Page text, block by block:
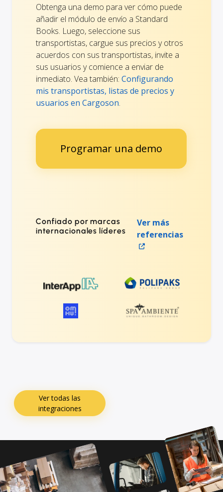
Obtenga una demo para ver cómo puede
añadir el módulo de envío a Standard
Books. Luego, seleccione sus
transportistas, cargue sus precios y otros
acuerdos con sus transportistas, invite a
sus usuarios y comience a enviar de
inmediato. Vea también: Configurando
mis transportistas, listas de precios y
usuarios en Cargoson.
Programar una demo
Confiado por marcas
internacionales líderes
Ver más
referencias
Ver todas las
integraciones